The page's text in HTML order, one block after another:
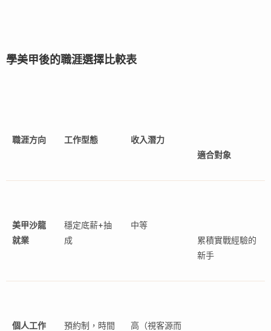
學美甲後的職涯選擇比較表
職涯方向 工作型態
收入潛力
適合對象
美甲沙龍
就業
穩定底薪+抽
成
中等
累積實戰經驗的
新手
個人工作
預約制，時間
高（視客源而